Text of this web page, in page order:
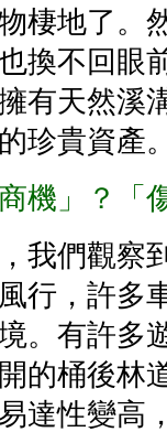
棲地了。
換不回眼
有天然溪
珍貴資產
機」？「
們觀察到
行，許多
。有許多
的桶後林
達性變高